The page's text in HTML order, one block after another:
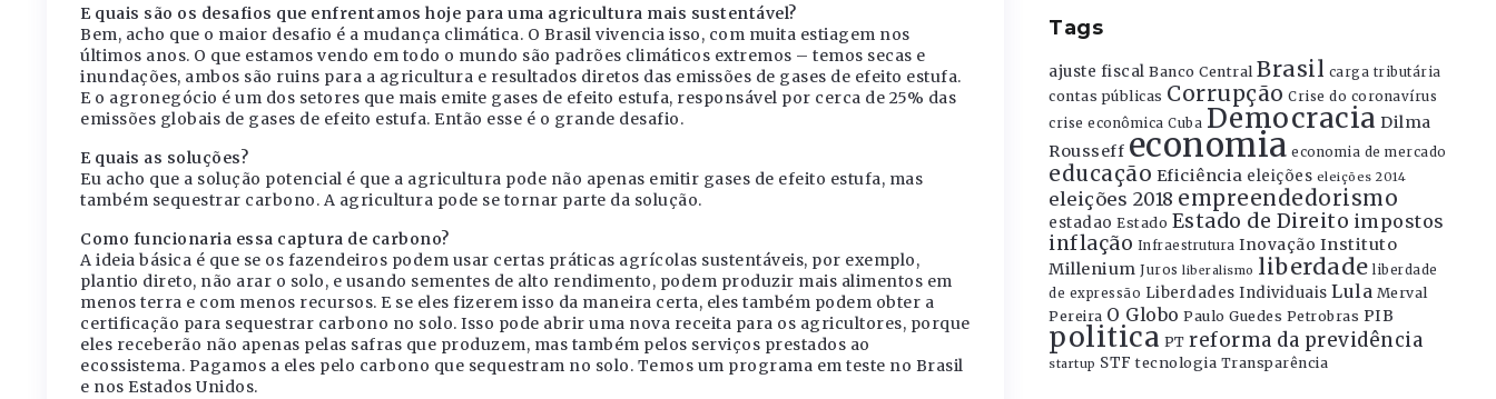
E quais são os desafios que enfrentamos hoje para uma agricultura mais sustentável?
Bem, acho que o maior desafio é a mudança climática. O Brasil vivencia isso, com muita estiagem nos
últimos anos. O que estamos vendo em todo o mundo são padrões climáticos extremos – temos secas e
inundações, ambos são ruins para a agricultura e resultados diretos das emissões de gases de efeito estufa.
E o agronegócio é um dos setores que mais emite gases de efeito estufa, responsável por cerca de 25% das
emissões globais de gases de efeito estufa. Então esse é o grande desafio.
E quais as soluções?
Eu acho que a solução potencial é que a agricultura pode não apenas emitir gases de efeito estufa, mas
também sequestrar carbono. A agricultura pode se tornar parte da solução.
Como funcionaria essa captura de carbono?
A ideia básica é que se os fazendeiros podem usar certas práticas agrícolas sustentáveis, por exemplo,
plantio direto, não arar o solo, e usando sementes de alto rendimento, podem produzir mais alimentos em
menos terra e com menos recursos. E se eles fizerem isso da maneira certa, eles também podem obter a
certificação para sequestrar carbono no solo. Isso pode abrir uma nova receita para os agricultores, porque
eles receberão não apenas pelas safras que produzem, mas também pelos serviços prestados ao
ecossistema. Pagamos a eles pelo carbono que sequestram no solo. Temos um programa em teste no Brasil
e nos Estados Unidos.
Tags
ajuste fiscal Banco Central Brasil carga tributária
contas públicas Corrupção Crise do coronavírus
crise econômica Cuba Democracia Dilma
Rousseff economia economia de mercado
educação Eficiência eleições eleições 2014
eleições 2018 empreendedorismo
estadao Estado Estado de Direito impostos
inflação Infraestrutura Inovação Instituto
Millenium Juros liberalismo liberdade liberdade
de expressão Liberdades Individuais Lula Merval
Pereira O Globo Paulo Guedes Petrobras PIB
politica PT reforma da previdência
startup STF tecnologia Transparência